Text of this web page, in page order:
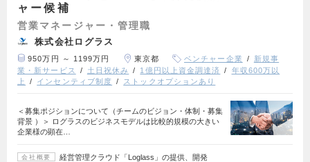
ャー候補
営業マネージャー・管理職
株式会社ログラス
950万円 ～ 1199万円 東京都 ベンチャー企業
新規事
業・新サービス
土日祝休み 1億円以上資金調達済
年収600万以
上
インセンティブ制度 ストックオプションあり
＜募集ポジションについて（チームのビジョン・体制・募集
背景 ）＞ ログラスのビジネスモデルは比較的規模の大きい
企業様の顕在…
会社概要 経営管理クラウド「Loglass」の提供、開発